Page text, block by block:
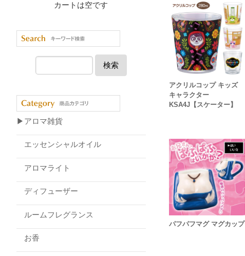
アクリルコップ キッズ
キャラクター
KSA4J【スケーター】
パフパフマグ マグカップ
カートは空です
検索
▶アロマ雑貨
エッセンシャルオイル
アロマライト
ディフューザー
ルームフレグランス
お香